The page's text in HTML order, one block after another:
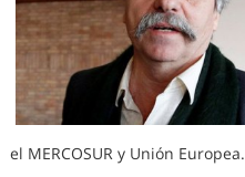
el MERCOSUR y Unión Europea.